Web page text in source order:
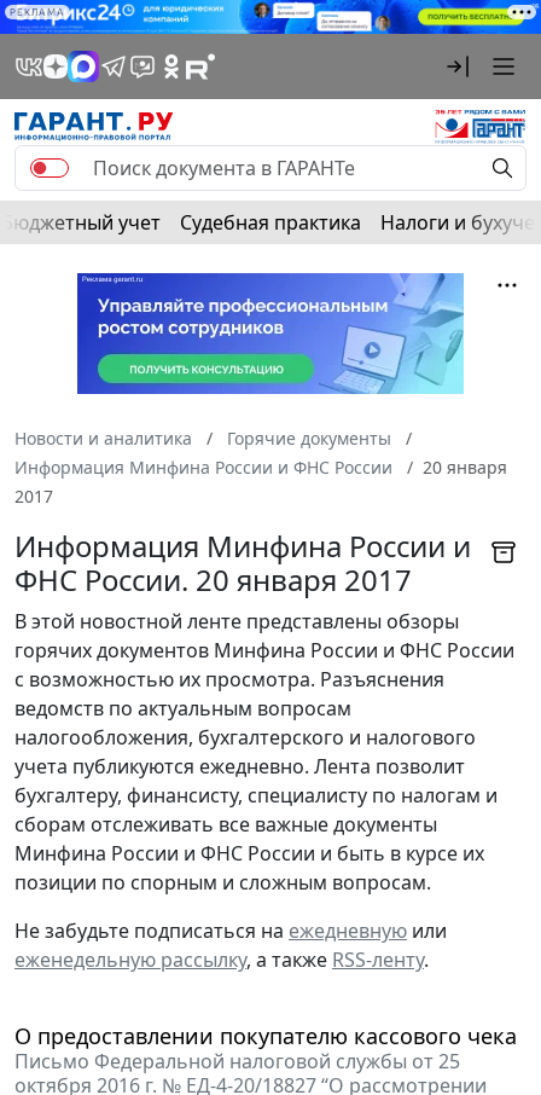
РЕКЛАМА
Бюджетный учет Судебная практика Налоги и
Новости и аналитика
Горячие документы
Информация Минфина России и ФНС России
20 января
2017
Информация Минфина России и
ФНС России. 20 января 2017
В этой новостной ленте представлены обзоры
горячих документов Минфина России и ФНС России
с возможностью их просмотра. Разъяснения
ведомств по актуальным вопросам
налогообложения, бухгалтерского и налогового
учета публикуются ежедневно. Лента позволит
бухгалтеру, финансисту, специалисту по налогам и
сборам отслеживать все важные документы
Минфина России и ФНС России и быть в курсе их
позиции по спорным и сложным вопросам.
Не забудьте подписаться на ежедневную или
еженедельную рассылку, а также RSS-ленту.
О предоставлении покупателю кассового чека
Письмо Федеральной налоговой службы от 25
октября 2016 г. № ЕД-4-20/18827 “О рассмотрении